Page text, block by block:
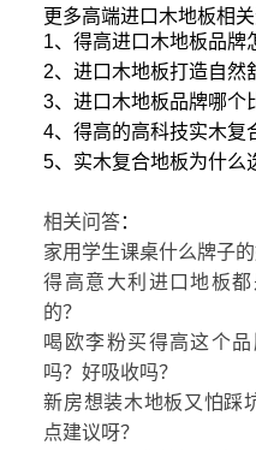
更多高端进口木地板相关
1、得高进口木地板品牌
2、进口木地板打造自然
3、进口木地板品牌哪个
4、得高的高科技实木复
5、实木复合地板为什么
相关问答：
家用学生课桌什么牌子
得高意大利进口地板
的？
喝欧李粉买得高这个
吗？好吸收吗？
新房想装木地板又怕踩
点建议呀？